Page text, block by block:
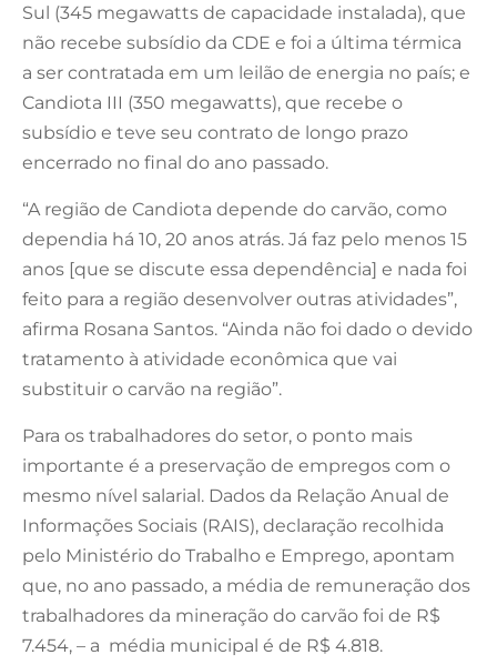
Sul (345 megawatts de capacidade instalada), que
não recebe subsídio da CDE e foi a última térmica
a ser contratada em um leilão de energia no país; e
Candiota III (350 megawatts), que recebe o
subsídio e teve seu contrato de longo prazo
encerrado no final do ano passado.
“A região de Candiota depende do carvão, como
dependia há 10, 20 anos atrás. Já faz pelo menos 15
anos [que se discute essa dependência] e nada foi
feito para a região desenvolver outras atividades”,
afirma Rosana Santos. “Ainda não foi dado o devido
tratamento à atividade econômica que vai
substituir o carvão na região”.
Para os trabalhadores do setor, o ponto mais
importante é a preservação de empregos com o
mesmo nível salarial. Dados da Relação Anual de
Informações Sociais (RAIS), declaração recolhida
pelo Ministério do Trabalho e Emprego, apontam
que, no ano passado, a média de remuneração dos
trabalhadores da mineração do carvão foi de R$
7.454, – a média municipal é de R$ 4.818.